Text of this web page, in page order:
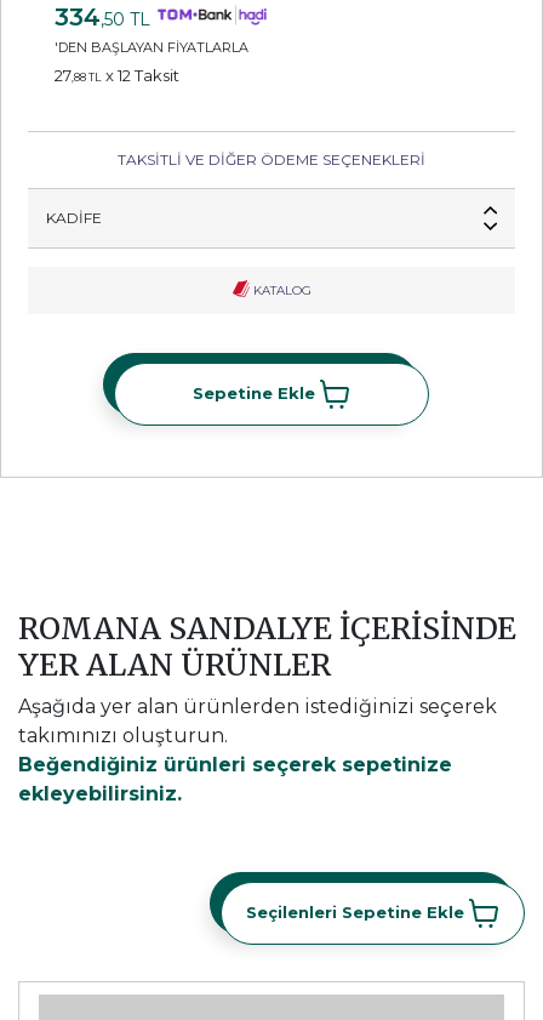
334,50 TL
'DEN BAŞLAYAN FİYATLARLA
27,88 TL x 12 Taksit
TAKSİTLİ VE DİĞER ÖDEME SEÇENEKLERİ
KADIFE
KATALOG
Sepetine Ekle
Sepetine Ekle
ROMANA SANDALYE İÇERİSİNDE
YER ALAN ÜRÜNLER
Aşağıda yer alan ürünlerden istediğinizi seçerek
takımınızı oluşturun.
Beğendiğiniz ürünleri seçerek sepetinize
ekleyebilirsiniz.
Seçilenleri Sepetine Ekle
Seçilenleri Sepetine Ekle